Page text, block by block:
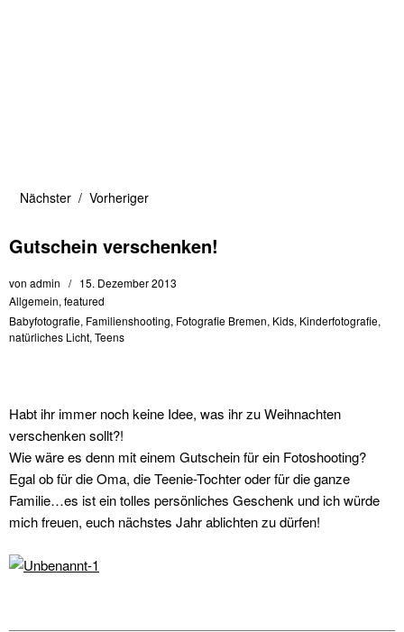
Vorheriger
Nächster
Gutschein verschenken!
von admin
15. Dezember 2013
Allgemein, featured
Babyfotografie, Familienshooting, Fotografie Bremen, Kids, Kinderfotografie,
natürliches Licht, Teens
Habt ihr immer noch keine Idee, was ihr zu Weihnachten
verschenken sollt?!
Wie wäre es denn mit einem Gutschein für ein Fotoshooting?
Egal ob für die Oma, die Teenie-Tochter oder für die ganze
Familie…es ist ein tolles persönliches Geschenk und ich würde
mich freuen, euch nächstes Jahr ablichten zu dürfen!